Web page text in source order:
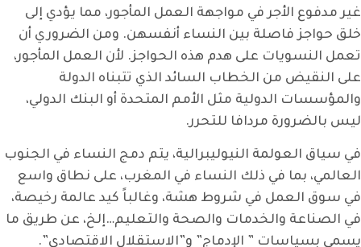
غير مدفوع الأجر في مواجهة العمل المأجور، مما يؤدي إلى
خلق حواجز فاصلة بين النساء أنفسهن. ومن الضروري أن
تعمل النسويات على هدم هذه الحواجز. لأن العمل المأجور،
على النقيض من الخطاب السائد الذي تتبناه الدولة
والمؤسسات الدولية مثل الأمم المتحدة أو البنك الدولي،
ليس بالضرورة مردافا للتحرر.
في سياق العولمة النيوليبرالية، يتم دمج النساء في الجنوب
العالمي، بما في ذلك النساء في المغرب، على نطاق واسع
في سوق العمل في شروط هشة، وغالباً كيد عالمة رخيصة،
في الصناعة والخدمات والصحة والتعليم…إلخ، عن طريق ما
يسمى بسياسات ” الإدماج” و”الاستقلال الاقتصادي”.